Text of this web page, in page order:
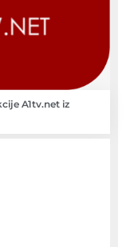
A1tv.net iz